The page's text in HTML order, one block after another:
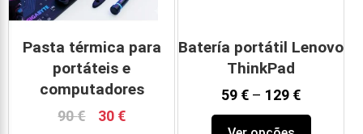
Pasta térmica para
portáteis e
computadores
90€ 30 €
Batería portátil Lenovo
ThinkPad
59 € – 129 €